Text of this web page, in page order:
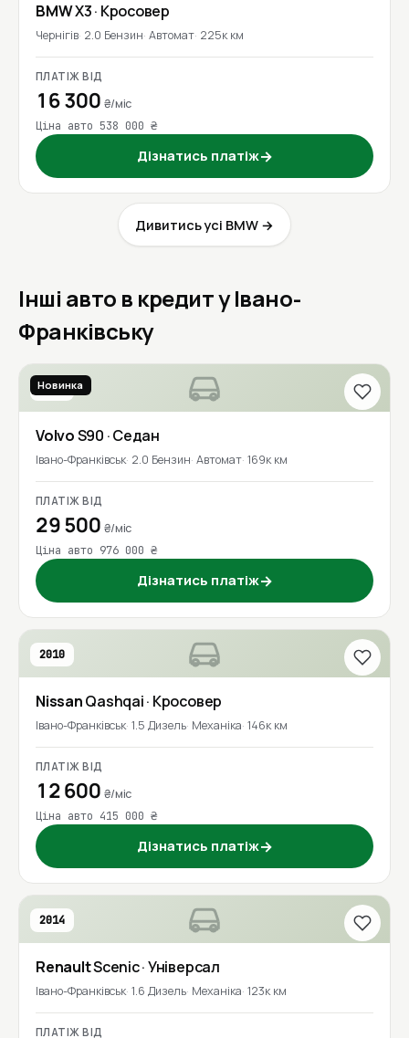
BMWX3· Кросовер
Чернігів 2.0 Бензин Автомат 225к км
ПЛАТІЖ ВІД
16 300 ₴/міс
Ціна авто 538 000 ₴
Дізнатись платіж→
Дивитись усі BMW →
Інші авто в кредит у Івано-
Франківську
2017
Новинка
VolvoS90 · Седан
Івано-Франківськ 2.0 Бензин Автомат 169к км
ПЛАТІЖ ВІД
29 500 ₴/міс
Ціна авто 976 000 ₴
Дізнатись платіж→
2010
NissanQashqai· Кросовер
Івано-Франківськ 1.5 Дизель Механіка 146к км
ПЛАТІЖ ВІД
12 600 ₴/міс
Ціна авто 415 000 ₴
Дізнатись платіж→
2014
RenaultScenic· Універсал
Івано-Франківськ 1.6 Дизель Механіка 123к км
ПЛАТІЖ ВІД